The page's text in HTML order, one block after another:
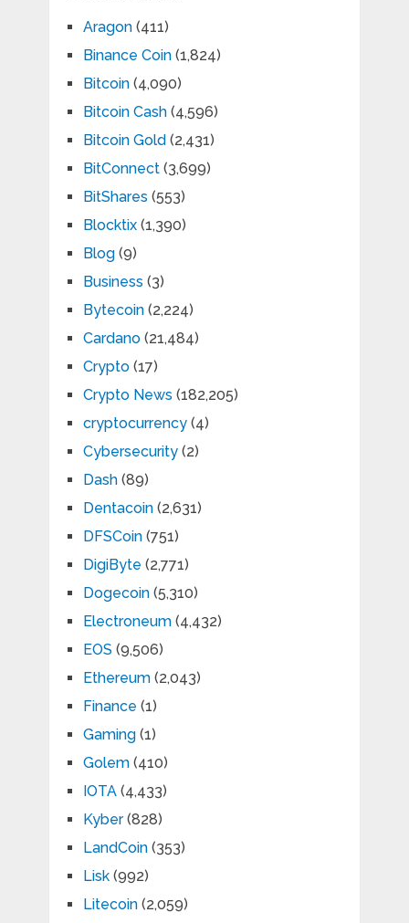
Aragon(411)
Binance Coin(1,824)
Bitcoin(4,090)
Bitcoin Cash(4,596)
Bitcoin Gold (2,431)
BitConnect(3,699)
BitShares (553)
Blocktix(1,390)
Blog(9)
Business (3)
Bytecoin(2,224)
Cardano(21,484)
Crypto(17)
Crypto News (182,205)
cryptocurrency(4)
Cybersecurity(2)
Dash(89)
Dentacoin(2,631)
DFSCoin(751)
DigiByte (2,771)
Dogecoin(5,310)
Electroneum(4,432)
EOS (9,506)
Ethereum(2,043)
Finance (1)
Gaming(1)
Golem(410)
IOTA(4,433)
Kyber(828)
LandCoin(353)
Lisk(992)
Litecoin(2,059)